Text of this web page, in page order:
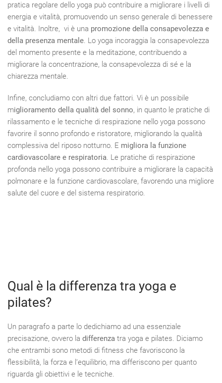
pratica regolare dello yoga può contribuire a migliorare i livelli di
energia e vitalità, promuovendo un senso generale di benessere
e vitalità. Inoltre, vi è una promozione della consapevolezza e
della presenza mentale. Lo yoga incoraggia la consapevolezza
del momento presente e la meditazione, contribuendo a
migliorare la concentrazione, la consapevolezza di sé e la
chiarezza mentale.
Infine, concludiamo con altri due fattori. Vi è un possibile
miglioramento della qualità del sonno, in quanto le pratiche di
rilassamento e le tecniche di respirazione nello yoga possono
favorire il sonno profondo e ristoratore, migliorando la qualità
complessiva del riposo notturno. E migliora la funzione
cardiovascolare e respiratoria. Le pratiche di respirazione
profonda nello yoga possono contribuire a migliorare la capacità
polmonare e la funzione cardiovascolare, favorendo una migliore
salute del cuore e del sistema respiratorio.
Qual è la differenza tra yoga e
pilates?
Un paragrafo a parte lo dedichiamo ad una essenziale
precisazione, ovvero la differenza tra yoga e pilates. Diciamo
che entrambi sono metodi di fitness che favoriscono la
flessibilità, la forza e l’equilibrio, ma differiscono per quanto
riguarda gli obiettivi e le tecniche.